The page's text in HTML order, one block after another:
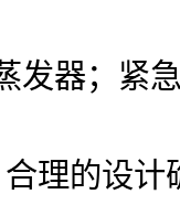
发器；紧
理的设